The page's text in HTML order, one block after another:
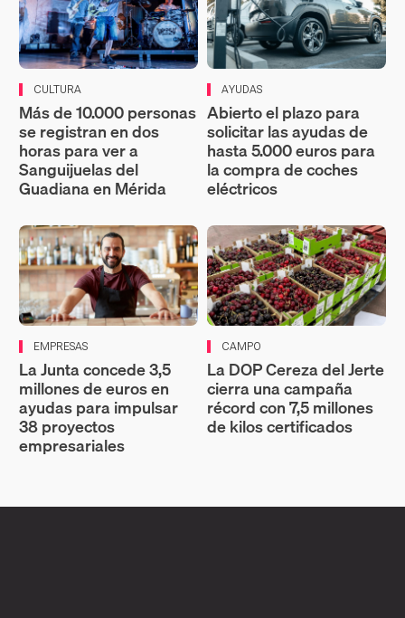
CULTURA
Más de 10.000 personas
se registran en dos
horas para ver a
Sanguijuelas del
Guadiana en Mérida
AYUDAS
Abierto el plazo para
solicitar las ayudas de
hasta 5.000 euros para
la compra de coches
eléctricos
EMPRESAS
La Junta concede 3,5
millones de euros en
ayudas para impulsar
38 proyectos
empresariales
CAMPO
La DOP Cereza del Jerte
cierra una campaña
récord con 7,5 millones
de kilos certificados